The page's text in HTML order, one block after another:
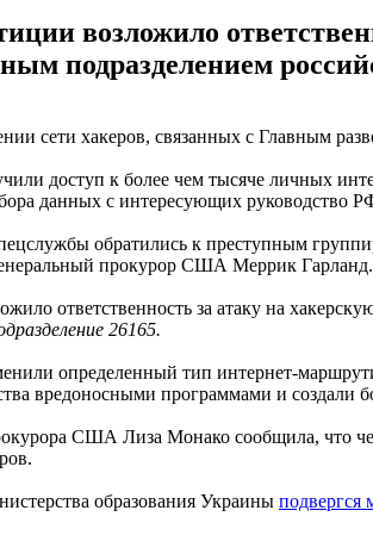
возложило
подразделением
сети хакеров, связанных с Главным
доступ к более чем тысяче личных
данных с интересующих руководство
обратились к преступным
прокурор США Меррик Гарланд.
ответственность за атаку на
26165.
определенный тип интернет-
вредоносными программами и
США Лиза Монако сообщила, что
образования Украины подвергся